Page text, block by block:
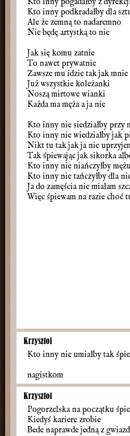
Kto inny pogadałby z
Kto inny podkradałby dla
Ale że zemną to nadaremno
Nie będę artystką to nie
Jak się komu zatnie
To nawet prywatnie
Zawsze mu idzie tak jak mnie
Już wszystkie koleżanki
Noszą mirtowe wianki
Każda ma męża a ja nie
Kto inny nie siedziałby przy
Kto inny nie wiedziałby jak
Nikt tu tak jak ja nie
Tak śpiewając jak sikorka
Kto inny nie niańczyłby
Kto inny nie tańczyłby dla
Ja do zamęścia nie miałam
Więc śpiewam na razie choć
Krzysztof
Kto inny nie umiałby tak
nagistkom
Krzysztof
Pogorzelska na początku
Kiedyś kariere zrobie
Bede naprawde jedną z gwiazd